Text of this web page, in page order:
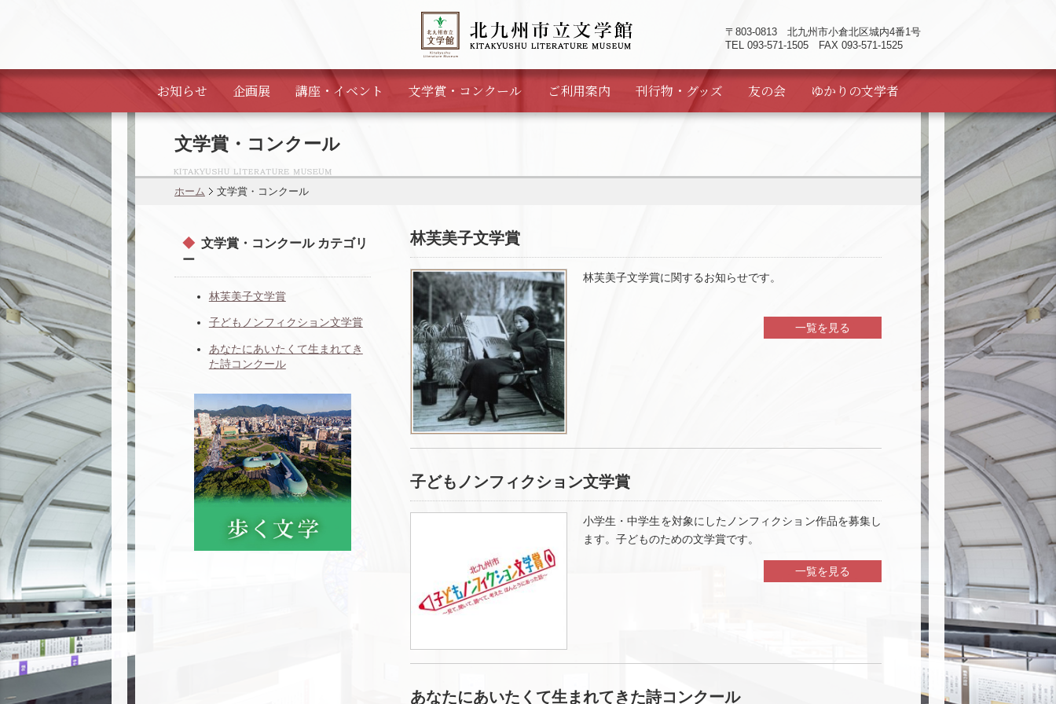
〒803-0813 北九州市小倉北区城内4番1号
TEL 093-571-1505 FAX 093-571-1525
お知らせ 企画展 講座・ イベント 文学賞・ コンクール ご利用案内 刊行物・ グッズ 友の会 ゆかりの文学者
文学賞・コンクール
ホーム 文学賞・コンクール
林芙美子文学賞
林芙美子文学賞に関するお知らせです。
一覧を見る
子どもノンフィクション文学賞
小学生・中学生を対象にしたノンフィクション作品を募集し
ます。子どものための文学賞です。
一覧を見る
あなたにあいたくて生まれてきた詩コンクール
文学賞・コンクール カテゴリ
ー
林芙美子文学賞
子どもノンフィクション文学賞
あなたにあいたくて生まれてき
た詩コンクール